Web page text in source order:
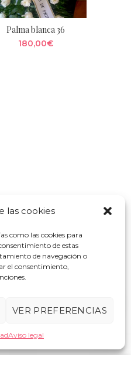
las cookies
como las cookies para
de estas
de navegación o
el consentimiento,
VER PREFERENCIAS
Aviso legal
Palma blanca 36
180,00€